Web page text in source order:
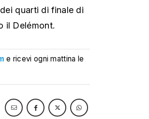
quarti di finale di
il Delémont.
e ricevi ogni mattina le